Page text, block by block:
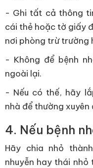
- Ghi tất cả thông
cái thẻ hoặc tờ giấy
nơi phòng trừ trường
- Không để bệnh
ngoài lại.
- Nếu có thế, hãy
nhà để thường
4. Nếu bệnh
Hãy chia nhỏ
nhuyễn hay thái nhỏ